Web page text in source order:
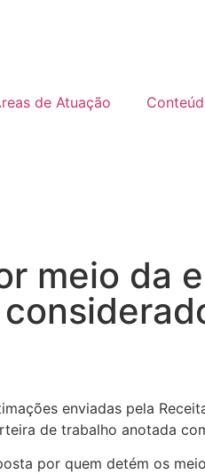
de Atuação
meio da
enviadas pela
de trabalho anotada
por quem detém os